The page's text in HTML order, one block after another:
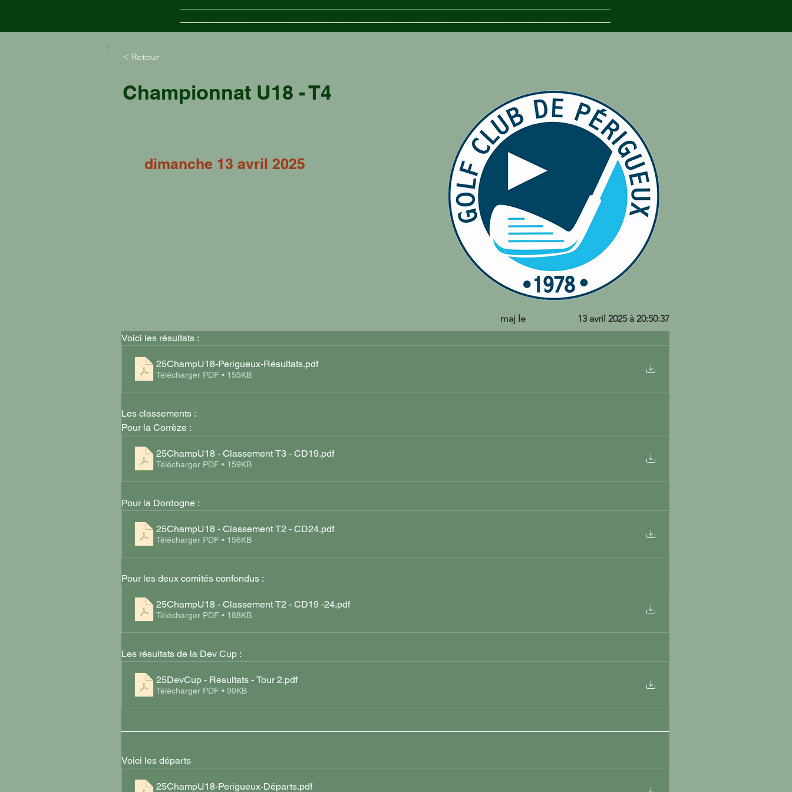
< Retour
Championnat U18 - T4
dimanche 13 avril 2025
maj le
13 avril 2025 à 20:50:37
Voici les résultats :
25ChampU18-Perigueux-Résultats.pdf
Télécharger PDF • 155KB
Les classements :
Pour la Corrèze :
25ChampU18 - Classement T3 - CD19.pdf
Télécharger PDF • 159KB
Pour la Dordogne :
25ChampU18 - Classement T2 - CD24.pdf
Télécharger PDF • 156KB
Pour les deux comités confondus :
25ChampU18 - Classement T2 - CD19 -24.pdf
Télécharger PDF • 188KB
Les résultats de la Dev Cup :
25DevCup - Resultats - Tour 2.pdf
Télécharger PDF • 90KB
Voici les départs
25ChampU18-Perigueux-Départs.pdf